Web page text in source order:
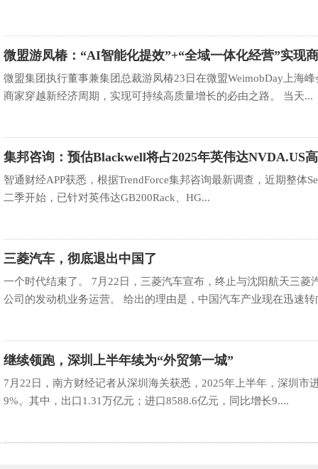
微盟游凤椿：“AI智能化提效”+“全域一体化经营”实现
持续高质量增
微盟集团执行董事兼集团总裁游凤椿23日在微盟WeimobDay上海
商家穿越新经济周期，实现可持续高质量增长的必由之路。 当天...
集邦咨询：预估Blackwell将占2025年英伟达NVDA.US
智通财经APP获悉，根据TrendForce集邦咨询最新调查，近期整体
二季开始，已针对英伟达GB200Rack、HG...
三菱汽车，彻底退出中国了
一个时代结束了。 7月22日，三菱汽车宣布，终止与沈阳航天三
公司的发动机业务运营。 给出的理由是，中国汽车产业现在迅速转
继续领跑，深圳上半年续为“外贸第一城”
7月22日，南方财经记者从深圳海关获悉，2025年上半年，深圳市
9%。其中，出口1.31万亿元；进口8588.6亿元，同比增长9....